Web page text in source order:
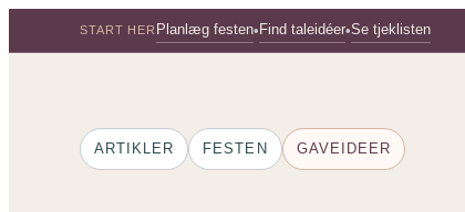
til
START HER Planlæg festen• Find taleidéer•Se tjeklisten
ARTIKLER FESTEN GAVEIDEER